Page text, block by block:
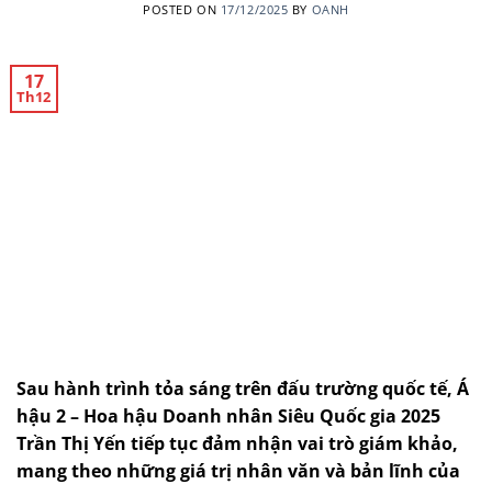
POSTED ON 17/12/2025 BY OANH
17
Th12
Sau hành trình tỏa sáng trên đấu trường quốc tế, Á
hậu 2 – Hoa hậu Doanh nhân Siêu Quốc gia 2025
Trần Thị Yến tiếp tục đảm nhận vai trò giám khảo,
mang theo những giá trị nhân văn và bản lĩnh của